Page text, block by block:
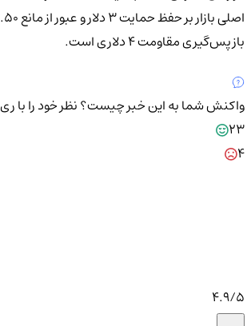
بازپس‌گیری مقاومت ۴ دلاری است.
واکنش شما به این خبر چیست؟نظر خود را با
23
4
4.9/5